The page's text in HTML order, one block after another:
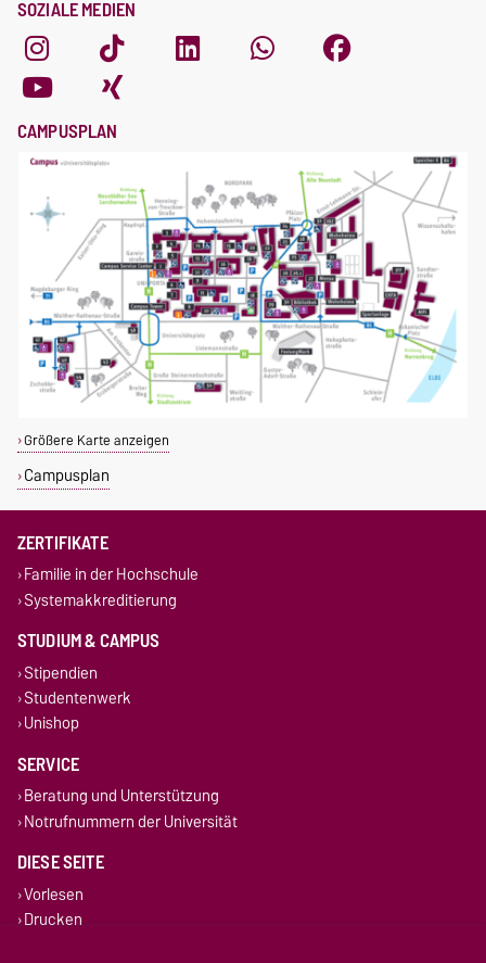
SOZIALE MEDIEN
CAMPUSPLAN
Größere Karte anzeigen
Campusplan
ZERTIFIKATE
Familie in der Hochschule
Systemakkreditierung
STUDIUM & CAMPUS
Stipendien
Studentenwerk
Unishop
SERVICE
Beratung und Unterstützung
Notrufnummern der Universität
DIESE SEITE
Vorlesen
Drucken